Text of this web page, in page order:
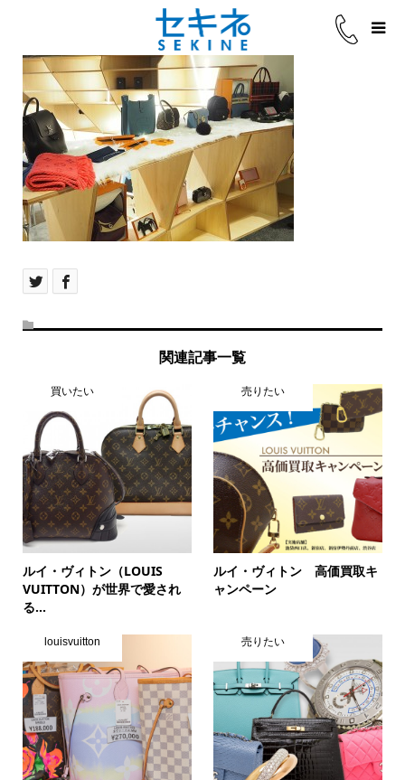
関連記事一覧
買いたい
ルイ・ヴィトン（LOUIS
VUITTON）が世界で愛され
る...
売りたい
ルイ・ヴィトン 高価買取キ
ャンペーン
louisvuitton 売りたい